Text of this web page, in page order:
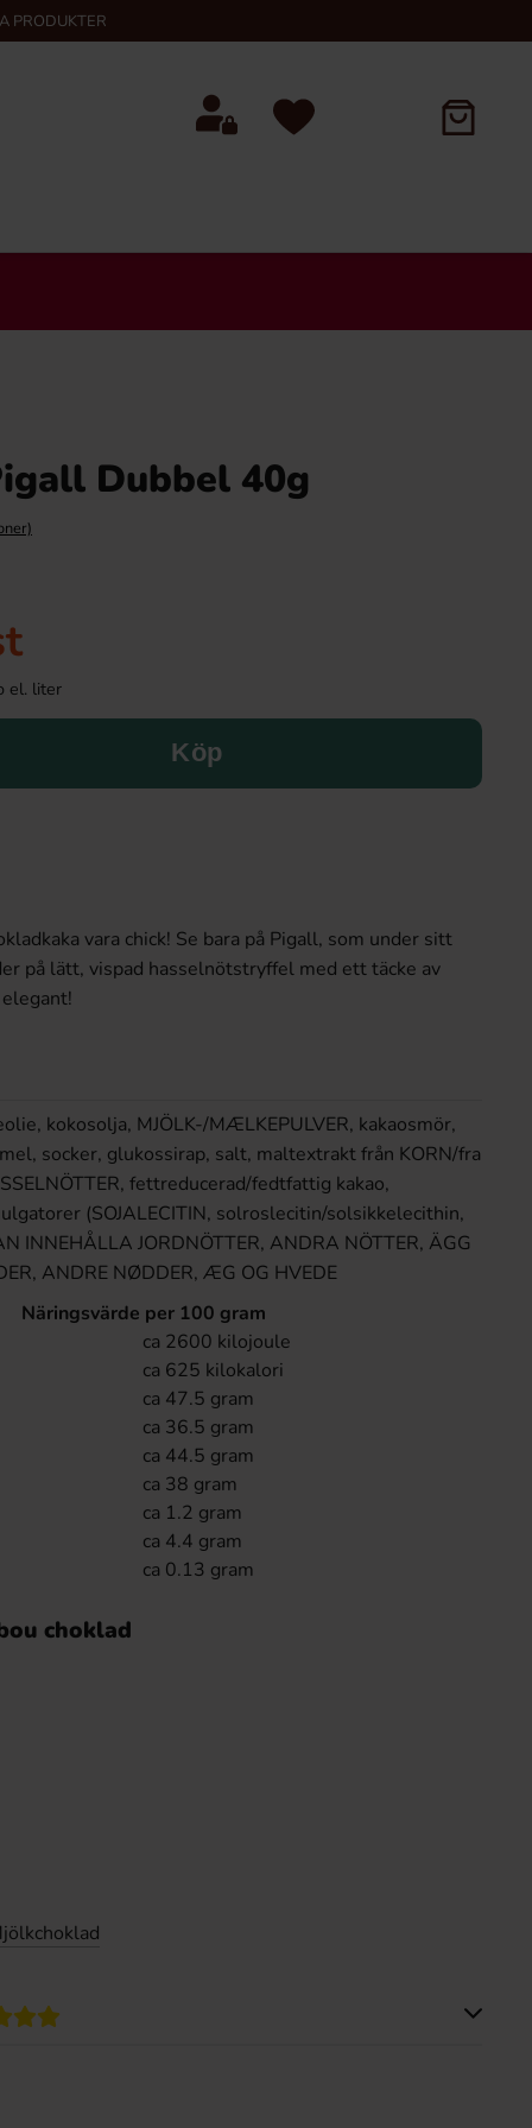
PRODUKTER
Dubbel 40g
el. liter
Köp
vara chick! Se bara på Pigall, som under sitt
på lätt, vispad hasselnötstryffel med ett täcke av
kokosolja, MJÖLK-/MÆLKEPULVER, kakaosmör,
socker, glukossirap, salt, maltextrakt från KORN/fra
fettreducerad/fedtfattig kakao,
(SOJALECITIN, solroslecitin/solsikkelecithin,
INNEHÅLLA JORDNÖTTER, ANDRA NÖTTER, ÄGG
ANDRE NØDDER, ÆG OG HVEDE
Näringsvärde per 100 gram
ca 2600 kilojoule
ca 625 kilokalori
ca 47.5 gram
ca 36.5 gram
ca 44.5 gram
ca 38 gram
ca 1.2 gram
ca 4.4 gram
ca 0.13 gram
choklad